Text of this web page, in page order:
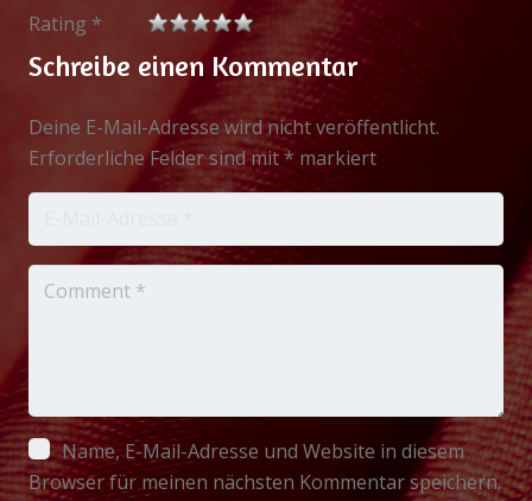
Rating *
Schreibe einen Kommentar
Deine E-Mail-Adresse wird nicht veröffentlicht.
Erforderliche Felder sind mit* markiert
Name, E-Mail-Adresse und Website in diesem
Browser für meinen nächsten Kommentar speichern.